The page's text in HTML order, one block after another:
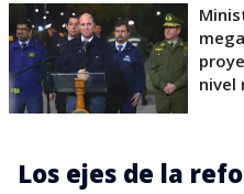
nivel
Los ejes de la